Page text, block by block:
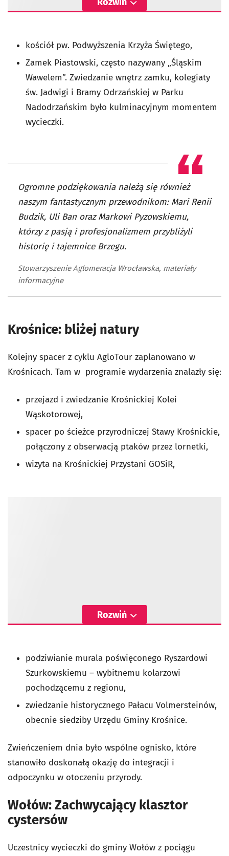
kościół pw. Podwyższenia Krzyża Świętego,
Zamek Piastowski, często nazywany „Śląskim
Wawelem”. Zwiedzanie wnętrz zamku, kolegiaty
św. Jadwigi i Bramy Odrzańskiej w Parku
Nadodrzańskim było kulminacyjnym momentem
wycieczki.
Ogromne podziękowania należą się również
naszym fantastycznym przewodnikom: Mari Renii
Budzik, Uli Ban oraz Markowi Pyzowskiemu,
którzy z pasją i profesjonalizmem przybliżyli
historię i tajemnice Brzegu.
Stowarzyszenie Aglomeracja Wrocławska, materiały
informacyjne
Krośnice: bliżej natury
Kolejny spacer z cyklu AgloTour zaplanowano w
Krośnicach. Tam w programie wydarzenia znalazły się:
przejazd i zwiedzanie Krośnickiej Kolei
Wąskotorowej,
spacer po ścieżce przyrodniczej Stawy Krośnickie,
połączony z obserwacją ptaków przez lornetki,
wizyta na Krośnickiej Przystani GOSiR,
Rozwiń
podziwianie murala poświęconego Ryszardowi
Szurkowskiemu – wybitnemu kolarzowi
pochodzącemu z regionu,
zwiedzanie historycznego Pałacu Volmersteinów,
obecnie siedziby Urzędu Gminy Krośnice.
Zwieńczeniem dnia było wspólne ognisko, które
stanowiło doskonałą okazję do integracji i
odpoczynku w otoczeniu przyrody.
Wołów: Zachwycający klasztor
cystersów
Uczestnicy wycieczki do gminy Wołów z pociągu